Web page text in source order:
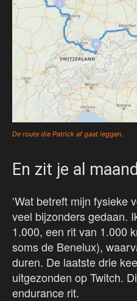
De route die Patrick af gaat leggen.
En zit je al
‘Wat betreft mijn fysieke
veel bijzonders gedaan.
1.000, een rit van 1.000
soms de Benelux),
duren. De laatste drie
uitgezonden op Twitch.
endurance rit.